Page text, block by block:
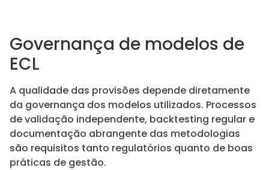
Governança de modelos de
ECL
A qualidade das provisões depende diretamente
da governança dos modelos utilizados. Processos
de validação independente, backtesting regular e
documentação abrangente das metodologias
são requisitos tanto regulatórios quanto de boas
práticas de gestão.